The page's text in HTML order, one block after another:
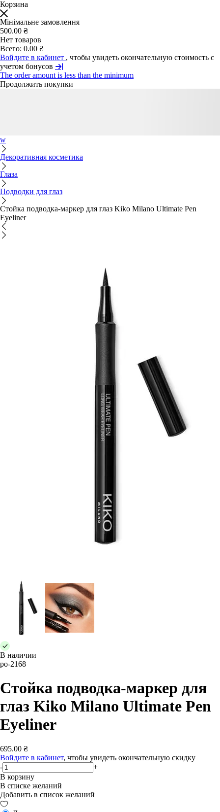
Корзина
Мінімальне замовлення
500.00 ₴
Нет товаров
Всего: 0.00 ₴
Войдите в кабинет , чтобы увидеть окончательную стоимость с
учетом бонусов
The order amount is less than the minimum
Продолжить покупки
w
Декоративная косметика
Глаза
Подводки для глаз
Стойка подводка-маркер для глаз Kiko Milano Ultimate Pen
Eyeliner
В наличии
po-2168
Стойка подводка-маркер для
глаз Kiko Milano Ultimate Pen
Eyeliner
695.00 ₴
Войдите в кабинет, чтобы увидеть окончательную скидку
-
+
В корзину
В списке желаний
Добавить в список желаний